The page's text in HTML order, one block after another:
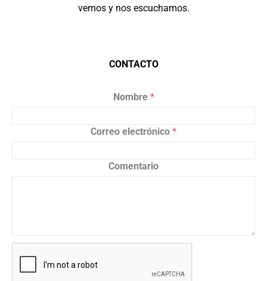
vemos y nos escuchamos.
CONTACTO
Nombre *
Correo electrónico *
Comentario